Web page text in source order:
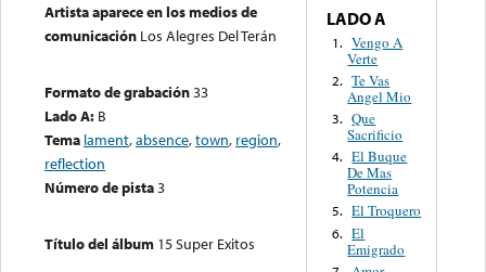
Artista aparece en los medios de
comunicación Los Alegres Del Terán
Formato de grabación33
Lado A: B
Tema lament,absence,town, region,
reflection
Número de pista3
Título del álbum 15 Super Exitos
LADO A
1. Vengo A
Verte
2. Te Vas
Angel Mio
3. Que
Sacrificio
4. El Buque
De Mas
Potencia
5. El Troquero
6. El
Emigrado